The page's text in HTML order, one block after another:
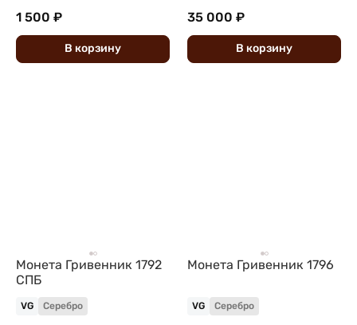
1 500 ₽
В корзину
35 000 ₽
В корзину
Монета Гривенник 1792
СПБ
VG Серебро
Монета Гривенник 1796
VG Серебро